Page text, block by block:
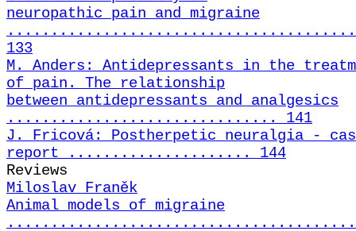
neuropathic pain and migraine
........................................
133
M. Anders: Antidepressants in the
of pain. The relationship
between antidepressants and analgesics
............................... 141
J. Fricová: Postherpetic neuralgia -
report ..................... 144
Reviews
Miloslav Franěk
Animal models of migraine